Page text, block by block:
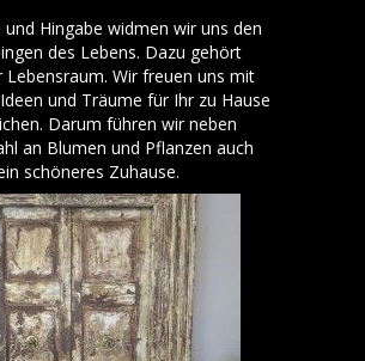
und Hingabe widmen wir uns den
des Lebens. Dazu gehört
Lebensraum. Wir freuen uns mit
und Träume für Ihr zu Hause
Darum führen wir neben
an Blumen und Pflanzen auch
schöneres Zuhause.